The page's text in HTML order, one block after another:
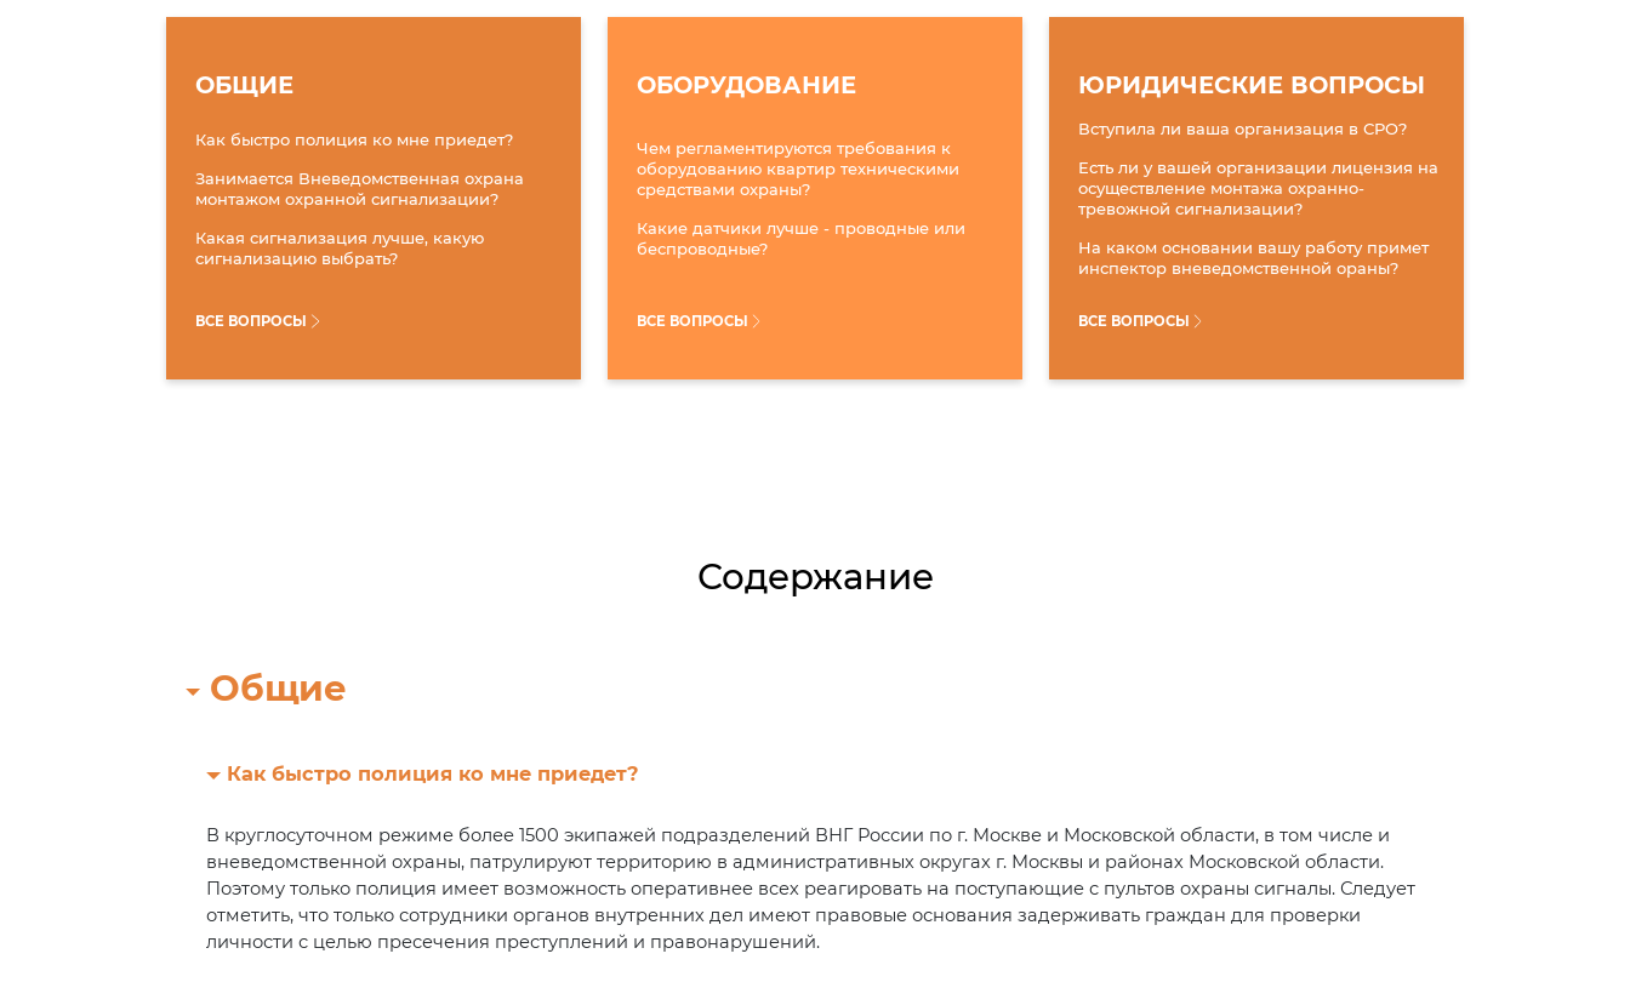
ОБЩИЕ
Как быстро полиция ко мне приедет?
Занимается Вневедомственная охрана
монтажом охранной сигнализации?
Какая сигнализация лучше, какую
сигнализацию выбрать?
ВСЕ ВОПРОСЫ
ОБОРУДОВАНИЕ
Чем регламентируются требования к
оборудованию квартир техническими
средствами охраны?
Какие датчики лучше - проводные или
беспроводные?
ВСЕ ВОПРОСЫ
ЮРИДИЧЕСКИЕ ВОПРОСЫ
Вступила ли ваша организация в СРО?
Есть ли у вашей организации лицензия на
осуществление монтажа охранно-
тревожной сигнализации?
На каком основании вашу работу примет
инспектор вневедомственной ораны?
ВСЕ ВОПРОСЫ
Содержание
Общие
Как быстро полиция ко мне приедет?
В круглосуточном режиме более 1500 экипажей подразделений ВНГ России по г. Москве и Московской области, в том числе и
вневедомственной охраны, патрулируют территорию в административных округах г. Москвы и районах Московской области.
Поэтому только полиция имеет возможность оперативнее всех реагировать на поступающие с пультов охраны сигналы. Следует
отметить, что только сотрудники органов внутренних дел имеют правовые основания задерживать граждан для проверки
личности с целью пресечения преступлений и правонарушений.